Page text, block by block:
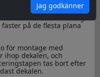
Jag godkänner
på de flesta plana
för montage med
ihop dekalen, och
tas bort efter
dekalen.